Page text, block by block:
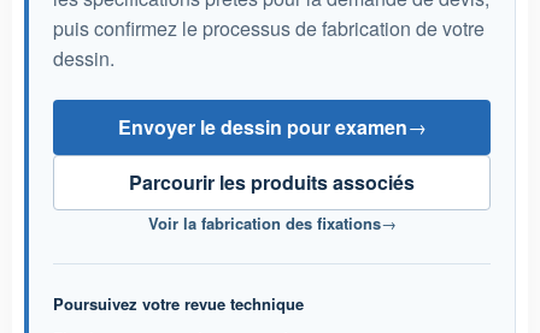
puis confirmez le processus de fabrication de votre
dessin.
Envoyer le dessin pour examen→
Parcourir les produits associés
Voir la fabrication des fixations→
Poursuivez votre revue technique